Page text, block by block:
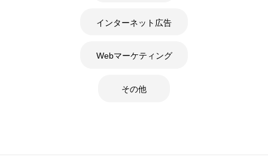
インターネット広告
Webマーケティング
その他